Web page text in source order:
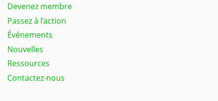
Devenez membre
Passez à l’action
Événements
Nouvelles
Ressources
Contactez-nous